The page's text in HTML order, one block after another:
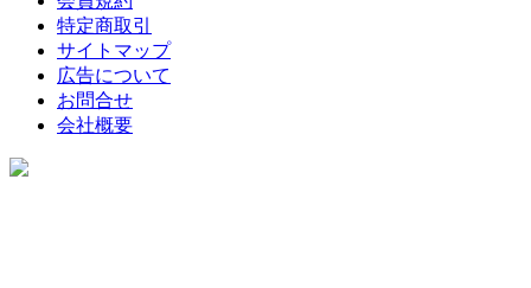
特定商取引
サイトマップ
広告について
お問合せ
会社概要